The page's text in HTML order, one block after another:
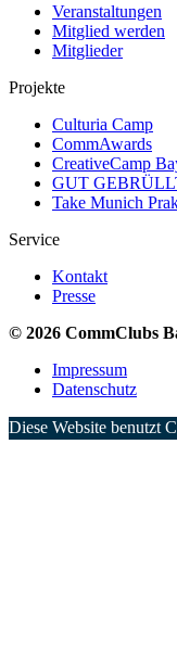
Veranstaltungen
Mitglied werden
Mitglieder
Projekte
Culturia Camp
CommAwards
CreativeCamp
GUT
Take Munich
Service
Kontakt
Presse
© 2026 CommClubs
Impressum
Datenschutz
Diese Website benutzt